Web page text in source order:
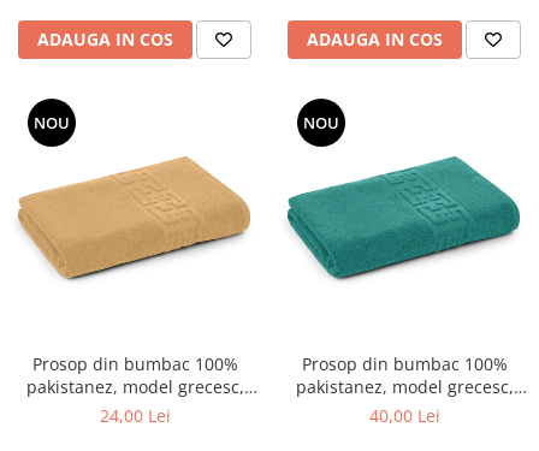
ADAUGA IN COS ADAUGA IN COS
NOU
Prosop din bumbac 100%
pakistanez, model grecesc,
Maro , 50x90 cm
24,00 Lei
NOU
Prosop din bumbac 100%
pakistanez, model grecesc,
Verde , 70x130 cm
40,00 Lei